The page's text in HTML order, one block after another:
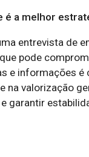
é a melhor
entrevista de
pode
e informações é
na valorização
garantir